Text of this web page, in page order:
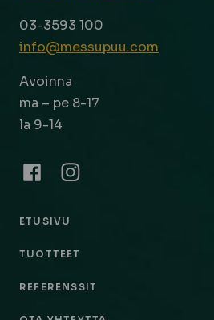
03-3593 100
info@messupuu.com
Avoinna
ma – pe 8-17
la 9-14
Facebook
ETUSIVU
TUOTTEET
REFERENSSIT